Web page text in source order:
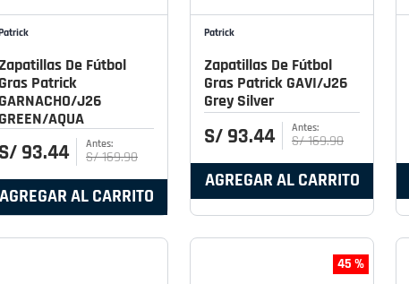
De Fútbol
Gras Patrick
GARNACHO/J26
GREEN/AQUA
S/ 93.44 S/169.90
AGREGAR AL CARRITO
Patrick
Zapatillas De Fútbol
Gras Patrick GAVI/J26
Grey Silver
S/ 93.44 S/169.90
AGREGAR AL CARRITO
45 %